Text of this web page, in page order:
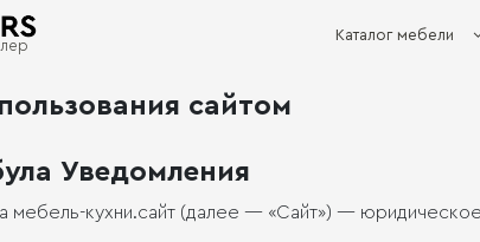
Каталог мебели
сайтом
Уведомления
мебель-кухни.сайт (далее — «Сайт») —